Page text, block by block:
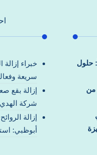
حلول
من
خبراء
سريعة
إزالة بقع
شركة الهدي
إزالة
أبوظبي: